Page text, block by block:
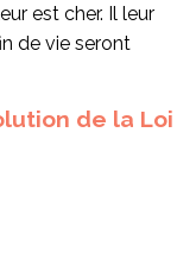
est cher. Il leur
de vie seront
de la Loi